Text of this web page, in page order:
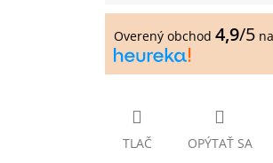
TLAČ OPÝTAŤ SA
cena:
Overený obchod 4,9/5